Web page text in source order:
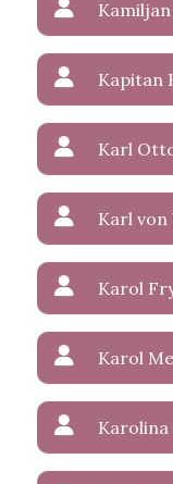
Kapitan
Karl
Karl
Karol
Karol
Karolina